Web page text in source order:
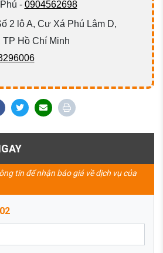
- 0904562698
2 lô A, Cư Xá Phú Lâm D,
Hồ Chí Minh
tin để nhận báo giá về dịch vụ của